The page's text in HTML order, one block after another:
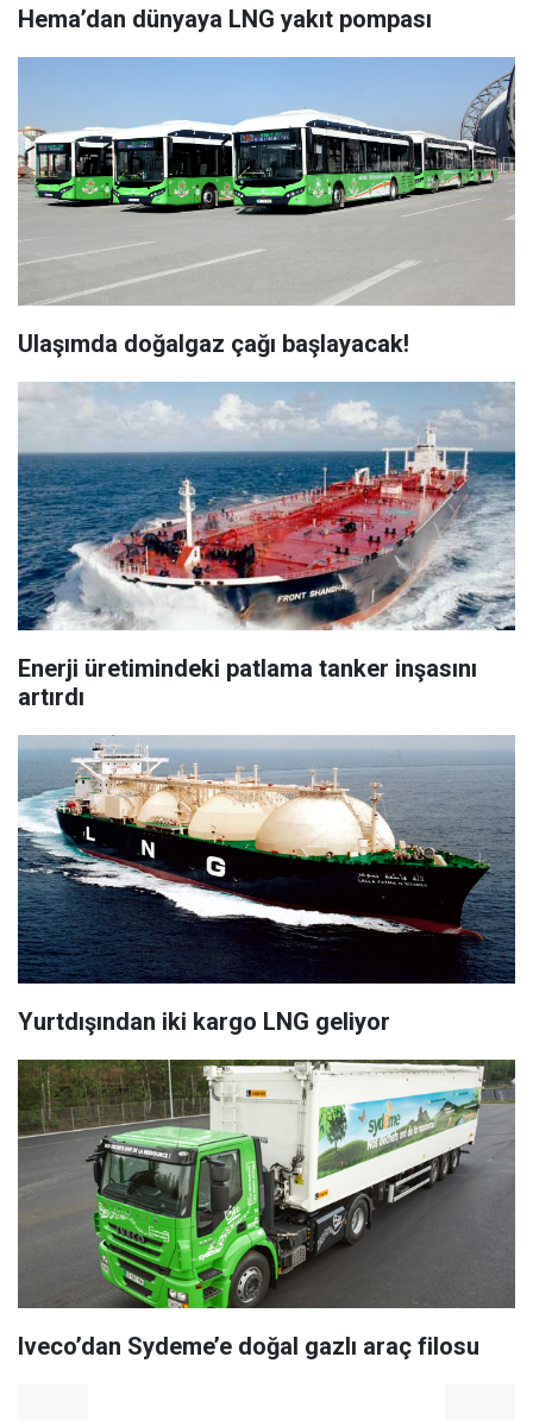
Hema’dan dünyaya LNG yakıt pompası
Ulaşımda doğalgaz çağı başlayacak!
Enerji üretimindeki patlama tanker inşasını
artırdı
Yurtdışından iki kargo LNG geliyor
Iveco’dan Sydeme’e doğal gazlı araç filosu